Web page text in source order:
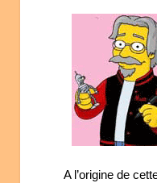
A l’origine de